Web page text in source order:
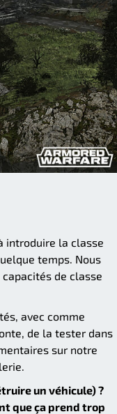
introduire la classe
temps. Nous
de classe
avec comme
de la tester dans
sur notre
un véhicule) ?
que ça prend trop